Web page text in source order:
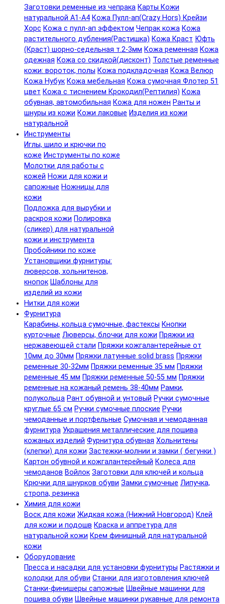
Заготовки ременные из чепрака Карты Кожи
натуральной А1-А4 Кожа Пулл-ап(Crazy Hors) Крейзи
Хорс Кожа с пулл-ап эффектом Чепрак кожа Кожа
растительного дубления(Растишка) Кожа Краст Юфть
(Краст) шорно-седельная т.2-3мм Кожа ременная Кожа
одежная Кожа со скидкой(дисконт) Толстые ременные
кожи: вороток, полы Кожа подкладочная Кожа Велюр
Кожа Нубук Кожа мебельная Кожа сумочная Флотер 51
цвет Кожа с тиснением Крокодил(Рептилия) Кожа
обувная, автомобильная Кожа для ножен Ранты и
шнуры из кожи Кожи лаковые Изделия из кожи
натуральной
Инструменты
Иглы, шило и крючки по
коже Инструменты по коже
Молотки для работы с
кожей Ножи для кожи и
сапожные Ножницы для
кожи
Подложка для вырубки и
раскроя кожи Полировка
(сликер) для натуральной
кожи и инструмента
Пробойники по коже
Установщики фурнитуры:
люверсов, хольнитенов,
кнопок Шаблоны для
изделий из кожи
Нитки для кожи
Фурнитура
Карабины, кольца сумочные, фастексы Кнопки
курточные Люверсы, блочки для кожи Пряжки из
нержавеющей стали Пряжки кожгалантерейные от
10мм до 30мм Пряжки латунные solid brass Пряжки
ременные 30-32мм Пряжки ременные 35 мм Пряжки
ременные 45 мм Пряжки ременные 50-55 мм Пряжки
ременные на кожаный ремень 38-40мм Рамки,
полукольца Рант обувной и унтовый Ручки сумочные
круглые 65 см Ручки сумочные плоские Ручки
чемоданные и портфельные Сумочная и чемоданная
фурнитура Украшения металлические для пошива
кожаных изделий Фурнитура обувная Хольнитены
(клепки) для кожи Застежки-молнии и замки ( бегунки )
Картон обувной и кожгалантерейный Колеса для
чемоданов Войлок Заготовки для ключей и кольца
Крючки для шнурков обуви Замки сумочные Липучка,
стропа, резинка
Химия для кожи
Воск для кожи Жидкая кожа (Нижний Новгород) Клей
для кожи и подошв Краска и аппретура для
натуральной кожи Крем финишный для натуральной
кожи
Оборудование
Пресса и насадки для установки фурнитуры Растяжки и
колодки для обуви Станки для изготовления ключей
Станки-финишеры сапожные Швейные машинки для
пошива обуви Швейные машинки рукавные для ремонта